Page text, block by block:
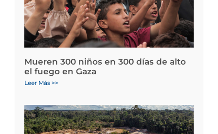
Mueren 300 niños en 300 días de alto
el fuego en Gaza
Leer Más >>